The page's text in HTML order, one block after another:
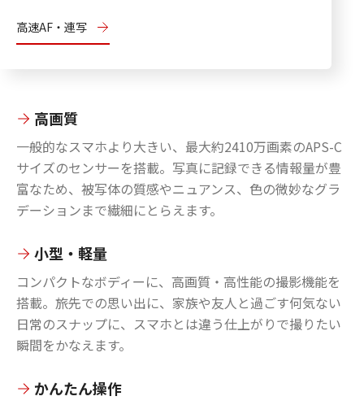
高速AF・連写
高画質
一般的なスマホより大きい、最大約2410万画素のAPS-C
サイズのセンサーを搭載。写真に記録できる情報量が豊
富なため、被写体の質感やニュアンス、色の微妙なグラ
デーションまで繊細にとらえます。
小型・軽量
コンパクトなボディーに、高画質・高性能の撮影機能を
搭載。旅先での思い出に、家族や友人と過ごす何気ない
日常のスナップに、スマホとは違う仕上がりで撮りたい
瞬間をかなえます。
かんたん操作